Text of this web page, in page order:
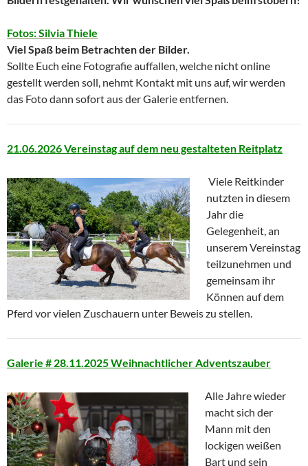
Fotos: Silvia Thiele
Viel Spaß beim Betrachten der Bilder.
Sollte Euch eine Fotografie auffallen, welche nicht online
gestellt werden soll, nehmt Kontakt mit uns auf, wir werden
das Foto dann sofort aus der Galerie entfernen.
21.06.2026 Vereinstag auf dem neu gestalteten Reitplatz
Viele Reitkinder
nutzten in diesem
Jahr die
Gelegenheit, an
unserem Vereinstag
teilzunehmen und
gemeinsam ihr
Können auf dem
Pferd vor vielen Zuschauern unter Beweis zu stellen.
Galerie # 28.11.2025 Weihnachtlicher Adventszauber
Alle Jahre wieder
macht sich der
Mann mit den
lockigen weißen
Bart und sein